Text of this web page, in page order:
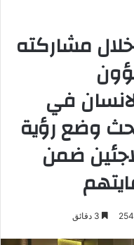
مشاركته
في
وضع رؤية
ضمن
254